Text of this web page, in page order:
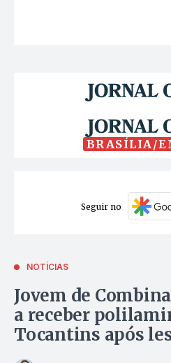
BRASÍLIA/
Seguir no
NOTÍCIAS
Jovem de
a receber
Tocantins após